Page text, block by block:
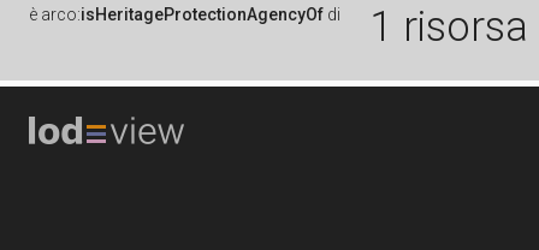
è arco:isHeritageProtectionAgencyOf di 1 risorsa